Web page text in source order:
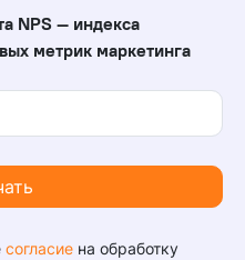
NPS — индекса
метрик маркетинга
согласие на обработку